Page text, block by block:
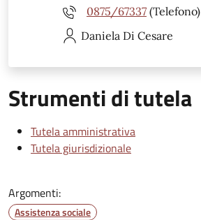
0875/67337 (Telefono)
Daniela Di Cesare
Strumenti di tutela
Tutela amministrativa
Tutela giurisdizionale
Argomenti:
Assistenza sociale